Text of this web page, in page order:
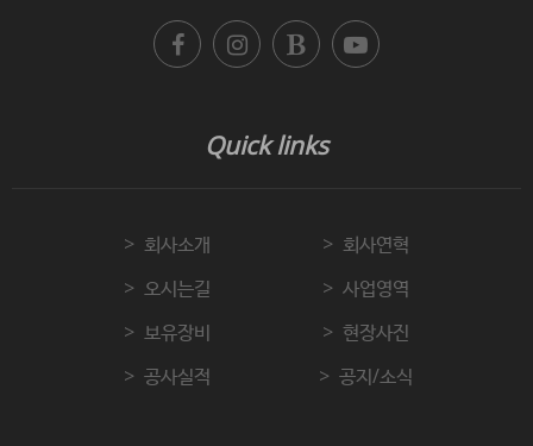
Quick links
회사소개
회사연혁
오시는길
사업영역
보유장비
현장사진
공사실적
공지/소식